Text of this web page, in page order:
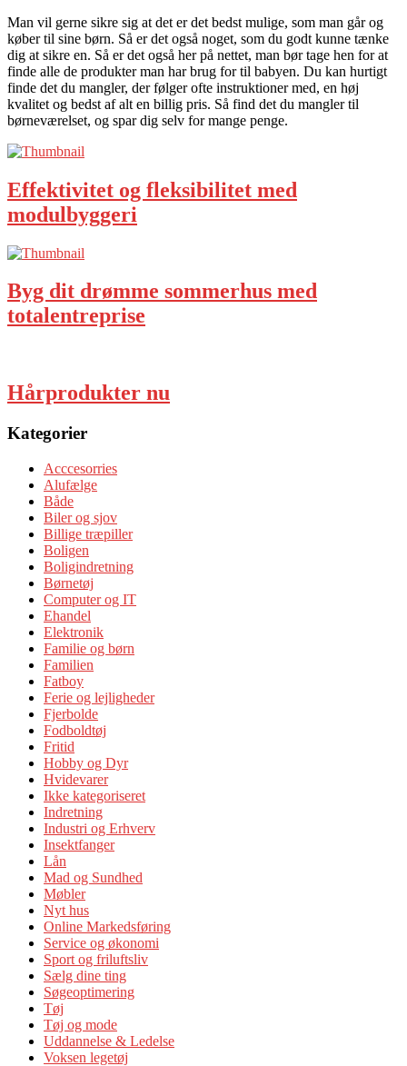
Man vil gerne sikre sig at det er det bedst mulige, som man går og
køber til sine børn. Så er det også noget, som du godt kunne tænke
dig at sikre en. Så er det også her på nettet, man bør tage hen for at
finde alle de produkter man har brug for til babyen. Du kan hurtigt
finde det du mangler, der følger ofte instruktioner med, en høj
kvalitet og bedst af alt en billig pris. Så find det du mangler til
børneværelset, og spar dig selv for mange penge.
Effektivitet og fleksibilitet med
modulbyggeri
Byg dit drømme sommerhus med
totalentreprise
Hårprodukter nu
Kategorier
Acccesorries
Alufælge
Både
Biler og sjov
Billige træpiller
Boligen
Boligindretning
Børnetøj
Computer og IT
Ehandel
Elektronik
Familie og børn
Familien
Fatboy
Ferie og lejligheder
Fjerbolde
Fodboldtøj
Fritid
Hobby og Dyr
Hvidevarer
Ikke kategoriseret
Indretning
Industri og Erhverv
Insektfanger
Lån
Mad og Sundhed
Møbler
Nyt hus
Online Markedsføring
Service og økonomi
Sport og friluftsliv
Sælg dine ting
Søgeoptimering
Tøj
Tøj og mode
Uddannelse & Ledelse
Voksen legetøj